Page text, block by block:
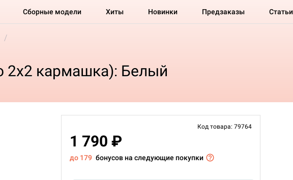
Сборные модели Хиты Новинки Предзаказы Статьи
2x2 кармашка): Белый
Код товара: 79764
1 790 ₽
до 179 бонусов на следующие покупки